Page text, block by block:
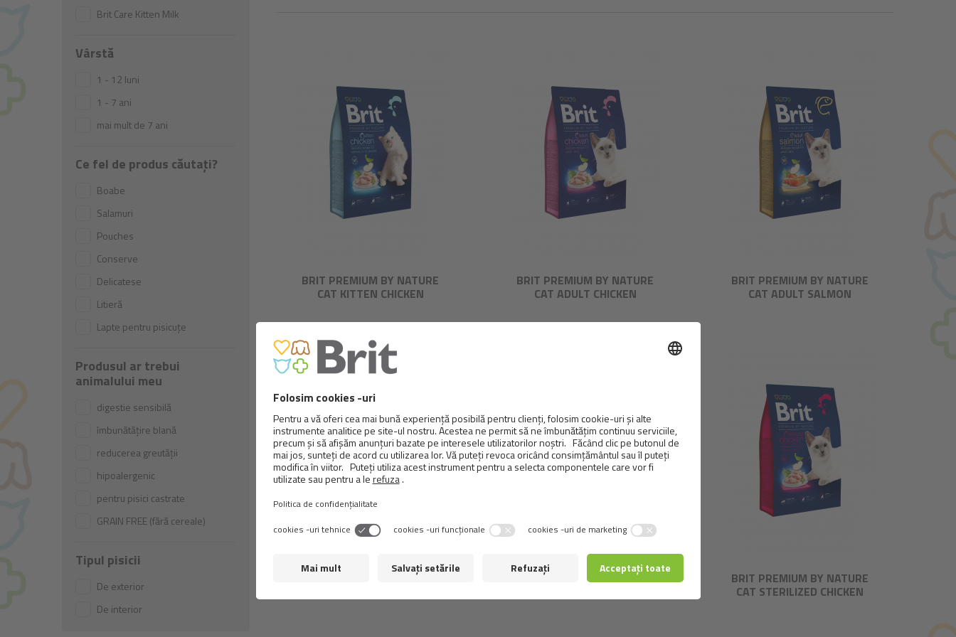
BRIT PREMIUM BY NATURE
CAT KITTEN CHICKEN
BRIT PREMIUM BY NATURE
CAT ADULT CHICKEN
BRIT PREMIUM BY NATURE
CAT ADULT SALMON
BRIT PREMIUM BY NATURE BRIT PREMIUM BY NATURE BRIT PREMIUM BY NATURE
CAT STERILIZED CHICKEN
Brit Care Kitten Milk
Vârstă
1 - 12 luni
1 - 7 ani
mai mult de 7 ani
Ce fel de produs căutați?
Boabe
Salamuri
Pouches
Conserve
Delicatese
Litieră
Lapte pentru pisicuțe
Produsul ar trebui
animalului meu
digestie sensibilă
îmbunătățire blană
reducerea greutății
hipoalergenic
pentru pisici castrate
GRAIN FREE (fără cereale)
Tipul pisicii
De exterior
De interior